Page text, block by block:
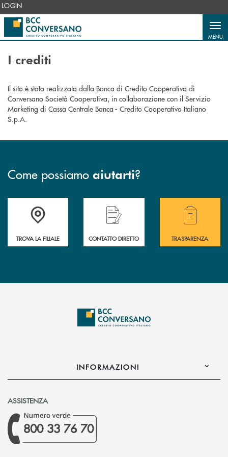
Salta al contenuto principale
LOGIN
MENU
I crediti
Il sito è stato realizzato dalla Banca di Credito Cooperativo di
Conversano Società Cooperativa, in collaborazione con il Servizio
Marketing di Cassa Centrale Banca - Credito Cooperativo Italiano
S.p.A.
Come possiamo aiutarti?
Accedi all' elenco completo delle filiali della Bcc.
TROVA LA FILIALE
Hai bisogno di assistenza immediata?
CONTATTO DIRETTO
Hai bisogno di
TRASPARENZA
INFORMAZIONI
ASSISTENZA
800 33 76 70